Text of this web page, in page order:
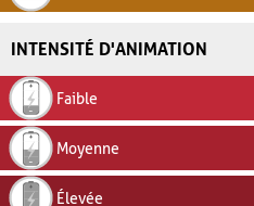
INTENSITÉ D'ANIMATION
Faible
Moyenne
Élevée